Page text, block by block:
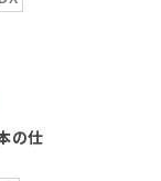
の仕